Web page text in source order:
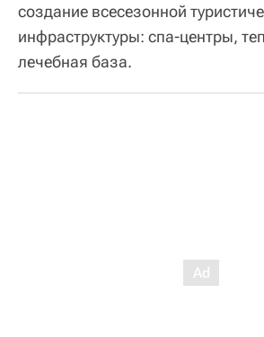
создание всесезонной
инфраструктуры: спа-центры,
лечебная база.